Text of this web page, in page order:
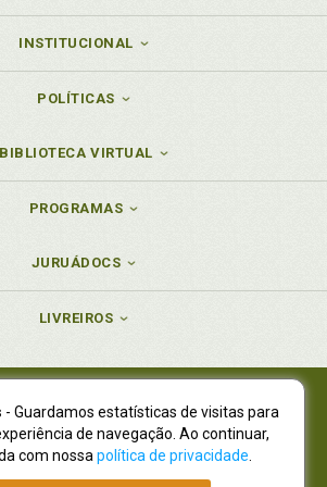
INSTITUCIONAL
POLÍTICAS
BIBLIOTECA VIRTUAL
PROGRAMAS
JURUÁDOCS
LIVREIROS
Ltda., CNPJ 77.535.508/0001-19
Ltda., CNPJ 01.701.561/0001-80
R. Flávio Dallegrave, 7665, São Lourenço |
- Paraná - CEP 82210-310
- Guardamos estatísticas de visitas para
de navegação. Ao continuar,
com nossa política de privacidade